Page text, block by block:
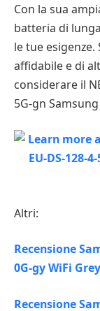
Con la sua
batteria di
le tue
affidabile e di
considerare il
5G-gn
Altri:
Recensione
0G-gy WiFi Grey
Recensione